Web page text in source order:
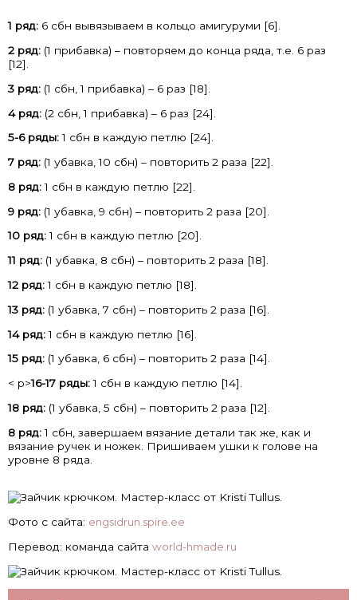
1 ряд: 6 сбн вывязываем в кольцо амигуруми [6].
2 ряд: (1 прибавка) – повторяем до конца ряда, т.е. 6 раз
[12].
3 ряд: (1 сбн, 1 прибавка) – 6 раз [18].
4 ряд: (2 сбн, 1 прибавка) – 6 раз [24].
5-6 ряды:1 сбн в каждую петлю [24].
7 ряд: (1 убавка, 10 сбн) – повторить 2 раза [22].
8 ряд:1 сбн в каждую петлю [22].
9 ряд: (1 убавка, 9 сбн) – повторить 2 раза [20].
10 ряд:1 сбн в каждую петлю [20].
11 ряд: (1 убавка, 8 сбн) – повторить 2 раза [18].
12 ряд:1 сбн в каждую петлю [18].
13 ряд: (1 убавка, 7 сбн) – повторить 2 раза [16].
14 ряд:1 сбн в каждую петлю [16].
15 ряд: (1 убавка, 6 сбн) – повторить 2 раза [14].
< p>16-17 ряды:1 сбн в каждую петлю [14].
18 ряд: (1 убавка, 5 сбн) – повторить 2 раза [12].
8 ряд:1 сбн, завершаем вязание детали так же, как и
вязание ручек и ножек. Пришиваем ушки к голове на
уровне 8 ряда.
Фото с сайта: engsidrun.spire.ee
Перевод: команда сайта world-hmade.ru